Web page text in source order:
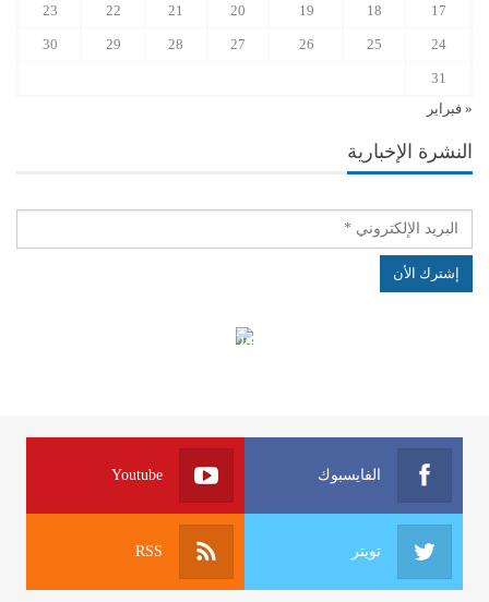
17
18
19
20
21
22
23
24
25
26
27
28
29
30
31
« فبراير
النشرة الإخبارية
الهياكل الخاضعة لقانون النفاذ إلى المعلومة
الفايسبوك Youtube
تويتر RSS